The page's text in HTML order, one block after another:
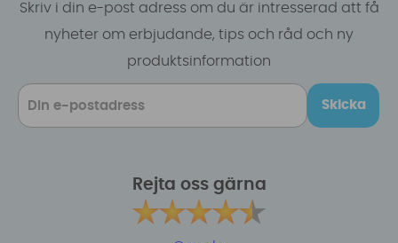
Skriv i din e-post adress om du är intresserad att få
nyheter om erbjudande, tips och råd och ny
produktsinformation
Skicka
Rejta oss gärna